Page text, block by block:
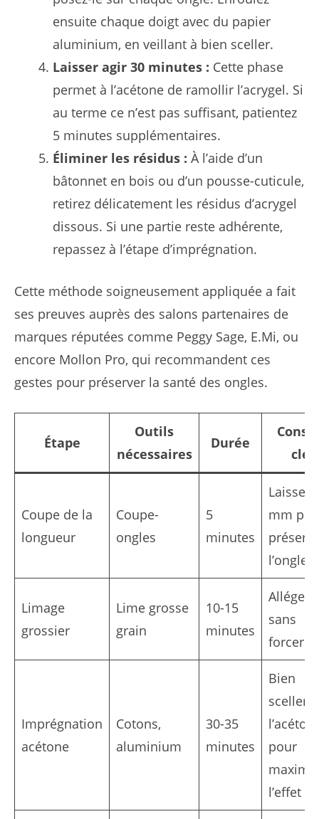
ensuite chaque doigt avec du papier
aluminium, en veillant à bien sceller.
Laisser agir 30 minutes : Cette phase
permet à l’acétone de ramollir l’acrygel. Si
au terme ce n’est pas suffisant, patientez
5 minutes supplémentaires.
Éliminer les résidus : À l’aide d’un
bâtonnet en bois ou d’un pousse-cuticule,
retirez délicatement les résidus d’acrygel
dissous. Si une partie reste adhérente,
repassez à l’étape d’imprégnation.
Cette méthode soigneusement appliquée a fait
ses preuves auprès des salons partenaires de
marques réputées comme Peggy Sage, E.Mi, ou
encore Mollon Pro, qui recommandent ces
gestes pour préserver la santé des ongles.
Étape
Outils
nécessaires
Durée
clé
Coupe de la
longueur
Coupe-
ongles
5
minutes
Laisser
mm
l’ongle
Limage
grossier
Lime grosse
grain
10-15
minutes
Alléger
sans
forcer
Imprégnation
acétone
Cotons,
aluminium
30-35
minutes
Bien
sceller
pour
l’effet